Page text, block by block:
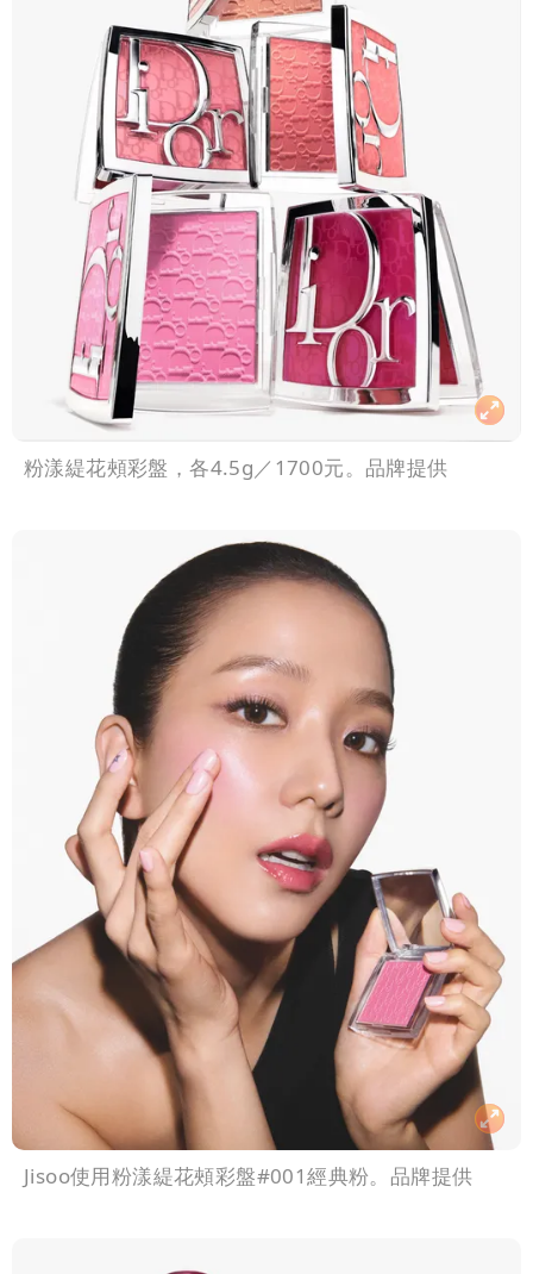
粉漾緹花頰彩盤，各4.5g／1700元。品牌提供
Jisoo使用粉漾緹花頰彩盤#001經典粉。品牌提供